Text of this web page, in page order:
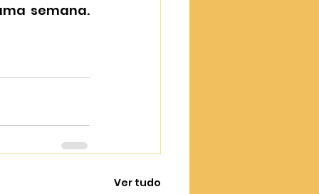
semana.
Ver tudo